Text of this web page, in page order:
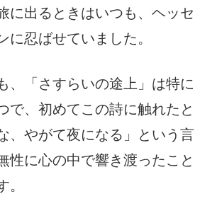
に出るときはいつも、ヘッセ
に忍ばせていました。
、「さすらいの途上」は特に
で、初めてこの詩に触れたと
、やがて夜になる」という言
性に心の中で響き渡ったこと
。